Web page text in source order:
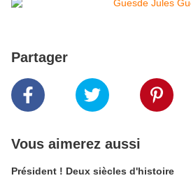
Partager
Vous aimerez aussi
Président ! Deux siècles d'histoire